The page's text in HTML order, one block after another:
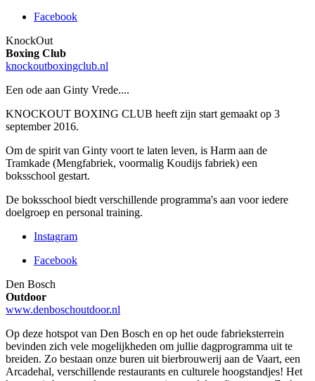
Facebook
KnockOut
Boxing Club
knockoutboxingclub.nl
Een ode aan Ginty Vrede....
KNOCKOUT BOXING CLUB heeft zijn start gemaakt op 3
september 2016.
Om de spirit van Ginty voort te laten leven, is Harm aan de
Tramkade (Mengfabriek, voormalig Koudijs fabriek) een
boksschool gestart.
De boksschool biedt verschillende programma's aan voor iedere
doelgroep en personal training.
Instagram
Facebook
Den Bosch
Outdoor
www.denboschoutdoor.nl
Op deze hotspot van Den Bosch en op het oude fabrieksterrein
bevinden zich vele mogelijkheden om jullie dagprogramma uit te
breiden. Zo bestaan onze buren uit bierbrouwerij aan de Vaart, een
Arcadehal, verschillende restaurants en culturele hoogstandjes! Het